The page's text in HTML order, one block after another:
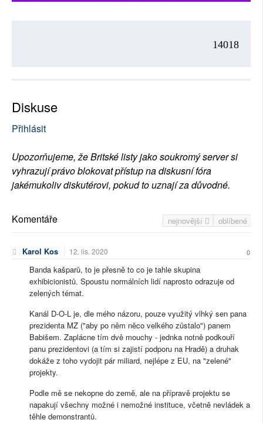
14018
Diskuse
Přihlásit
Upozorňujeme, že Britské listy jako soukromý server si
vyhrazují právo blokovat přístup na diskusní fóra
jakémukoliv diskutérovi, pokud to uznají za důvodné.
nejnovější oblíbené
Komentáře
Karol Kos 12. lis. 2020 0
Banda kašparů, to je přesně to co je tahle skupina
exhibicionistů. Spoustu normálních lidí naprosto odrazuje od
zelených témat.
Kanál D-O-L je, dle mého názoru, pouze využitý vlhký sen pana
prezidenta MZ ("aby po něm něco velkého zůstalo") panem
Babišem. Zaplácne tím dvě mouchy - jednka notně podkouří
panu prezidentovi (a tím si zajistí podporu na Hradě) a druhak
dokáže z toho vydojit pár miliard, nejlépe z EU, na "zelené"
projekty.
Podle mě se nekopne do země, ale na přípravě projektu se
napakují všechny možné i nemožné instituce, včetně nevládek a
těhle demonstrantů.